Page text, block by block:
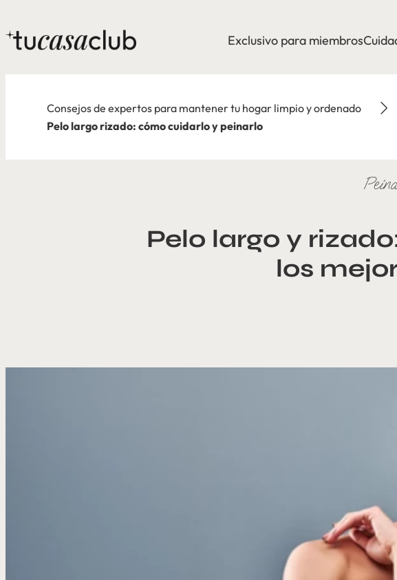
Exclusivo para miembros
Consejos de expertos para mantener tu hogar limpio y ordenado
Pelo largo rizado: cómo cuidarlo y peinarlo
Pelo largo y
los